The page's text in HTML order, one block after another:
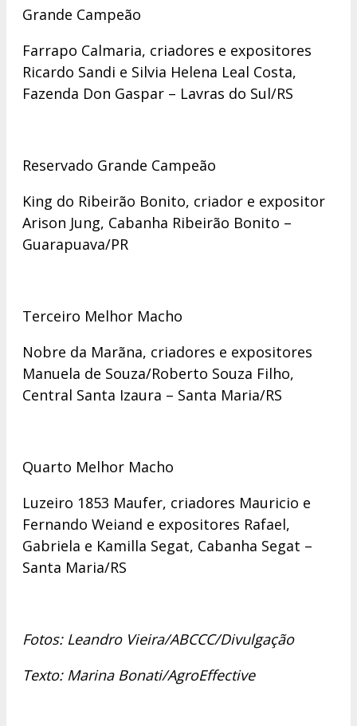
Grande Campeão
Farrapo Calmaria, criadores e expositores
Ricardo Sandi e Silvia Helena Leal Costa,
Fazenda Don Gaspar – Lavras do Sul/RS
Reservado Grande Campeão
King do Ribeirão Bonito, criador e expositor
Arison Jung, Cabanha Ribeirão Bonito –
Guarapuava/PR
Terceiro Melhor Macho
Nobre da Marãna, criadores e expositores
Manuela de Souza/Roberto Souza Filho,
Central Santa Izaura – Santa Maria/RS
Quarto Melhor Macho
Luzeiro 1853 Maufer, criadores Mauricio e
Fernando Weiand e expositores Rafael,
Gabriela e Kamilla Segat, Cabanha Segat –
Santa Maria/RS
Fotos: Leandro Vieira/ABCCC/Divulgação
Texto: Marina Bonati/AgroEffective